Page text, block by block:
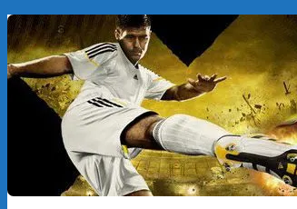
Перейти
к
содержимому